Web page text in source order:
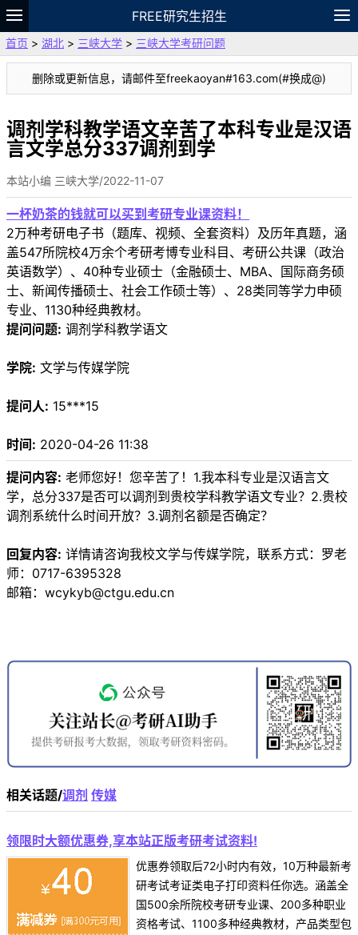
FREE研究生招生
题库
故事 专题 APP 笔记
VIP
资料
首页 > 湖北 > 三峡大学 > 三峡大学考研问题
删除或更新信息，请邮件至freekaoyan#163.com(#换成@)
调剂学科教学语文辛苦了本科专业是汉语
言文学总分337调剂到学
本站小编 三峡大学/2022-11-07
一杯奶茶的钱就可以买到考研专业课资料！
2万种考研电子书（题库、视频、全套资料）及历年真题，涵
盖547所院校4万余个考研考博专业科目、考研公共课（政治
英语数学）、40种专业硕士（金融硕士、MBA、国际商务硕
士、新闻传播硕士、社会工作硕士等）、28类同等学力申硕
专业、1130种经典教材。
提问问题: 调剂学科教学语文
学院: 文学与传媒学院
提问人: 15***15
时间: 2020-04-26 11:38
提问内容: 老师您好！您辛苦了！1.我本科专业是汉语言文
学，总分337是否可以调剂到贵校学科教学语文专业？2.贵校
调剂系统什么时间开放？3.调剂名额是否确定？
回复内容: 详情请咨询我校文学与传媒学院，联系方式：罗老
师：0717-6395328
邮箱：wcykyb@ctgu.edu.cn
相关话题/调剂 传媒
领限时大额优惠券,享本站正版考研考试资料!
优惠券领取后72小时内有效，10万种最新考
研考试考证类电子打印资料任你选。涵盖全
国500余所院校考研专业课、200多种职业
资格考试、1100多种经典教材，产品类型包